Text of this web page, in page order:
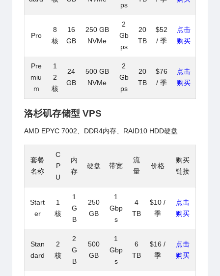
ps
Pro
8
核
16
GB
250 GB
NVMe
2
Gb
ps
20
TB
$52
/ 季
点击
购买
Pre
miu
m
1
2
核
24
GB
500 GB
NVMe
2
Gb
ps
20
TB
$76
/ 季
点击
购买
洛杉矶存储型 VPS
AMD EPYC 7002、DDR4内存、RAID10 HDD硬盘
套餐
名称
C
P
U
内
存
硬盘 带宽
流
量
价格
购买
链接
Start
er
1
核
1
G
B
250
GB
1
Gbp
s
4
TB
$10 /
季
点击
购买
Stan
dard
2
核
2
G
B
500
GB
1
Gbp
s
6
TB
$16 /
季
点击
购买